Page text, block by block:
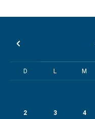
D L M
2 3 4